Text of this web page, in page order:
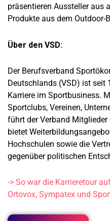
präsentieren Aussteller aus
Produkte aus dem Outdoor-
Über den VSD:
Der Berufsverband
Deutschlands (VSD) ist seit
Karriere im Sportbusiness.
Sportclubs, Vereinen,
führt der Verband
bietet
Hochschulen sowie die
gegenüber politischen
-> So war die Karrieretour
Ortovox, Sympatex und